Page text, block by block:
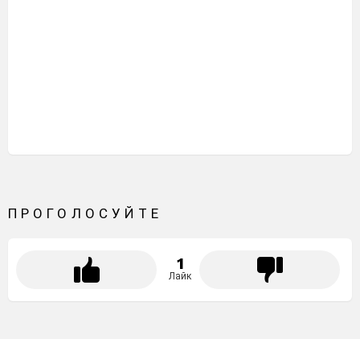
ПРОГОЛОСУЙТЕ
1
Лайк